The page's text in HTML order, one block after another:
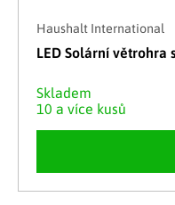
Haushalt International
LED Solární větrohra
Skladem
10 a více kusů